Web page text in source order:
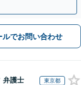
ルでお問い合わせ
弁護士 東京都